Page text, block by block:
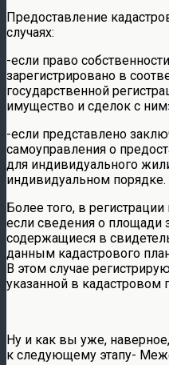
Предоставление
случаях:
-если право
зарегистрировано в
государственной
имущество и сделок с
-если представлено
самоуправления о
для индивидуального
индивидуальном порядке.
Более того, в
если сведения о площади
содержащиеся в
данным кадастрового
В этом случае
указанной в кадастровом
Ну и как вы уже,
к следующему этапу-